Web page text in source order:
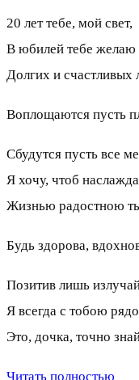
20 лет тебе, мой свет,
В юбилей тебе желаю
Долгих и счастливых
Воплощаются пусть
Сбудутся пусть все
Я хочу, чтоб
Жизнью радостною
Будь здорова,
Позитив лишь
Я всегда с тобою
Это, дочка, точно
Читать полностью